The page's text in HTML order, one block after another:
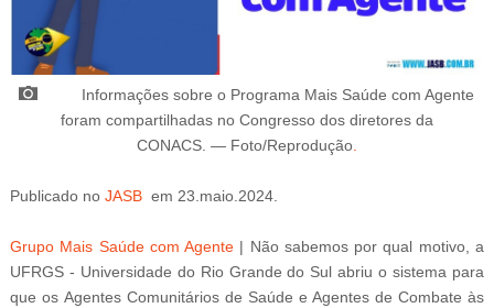
Informações sobre o Programa Mais Saúde com Agente
foram compartilhadas no Congresso dos diretores da
CONACS. — Foto/Reprodução.
Publicado no JASB em 23.maio.2024.
Grupo Mais Saúde com Agente | Não sabemos por qual motivo, a
UFRGS - Universidade do Rio Grande do Sul abriu o sistema para
que os Agentes Comunitários de Saúde e Agentes de Combate às